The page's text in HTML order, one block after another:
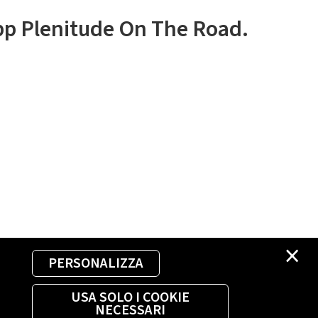
×
PERSONALIZZA
USA SOLO I COOKIE
NECESSARI
Plenitude On The Road.